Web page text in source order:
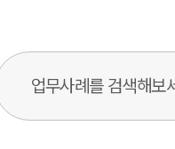
업무사례 검색창